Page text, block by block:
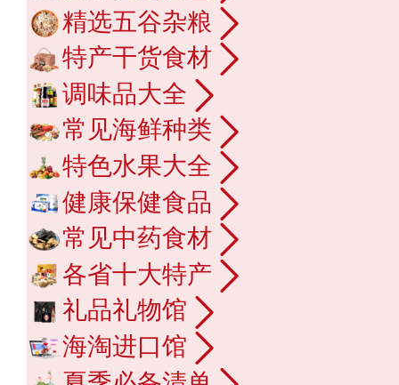
精选五谷杂粮
特产干货食材
调味品大全
常见海鲜种类
特色水果大全
健康保健食品
常见中药食材
各省十大特产
礼品礼物馆
海淘进口馆